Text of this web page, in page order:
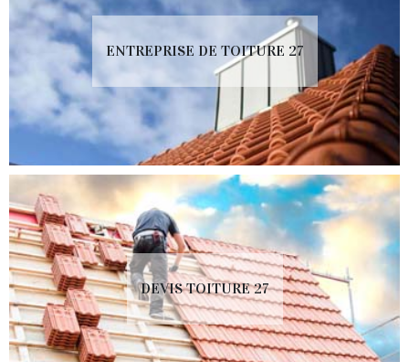
ENTREPRISE DE TOITURE 27
DEVIS TOITURE 27